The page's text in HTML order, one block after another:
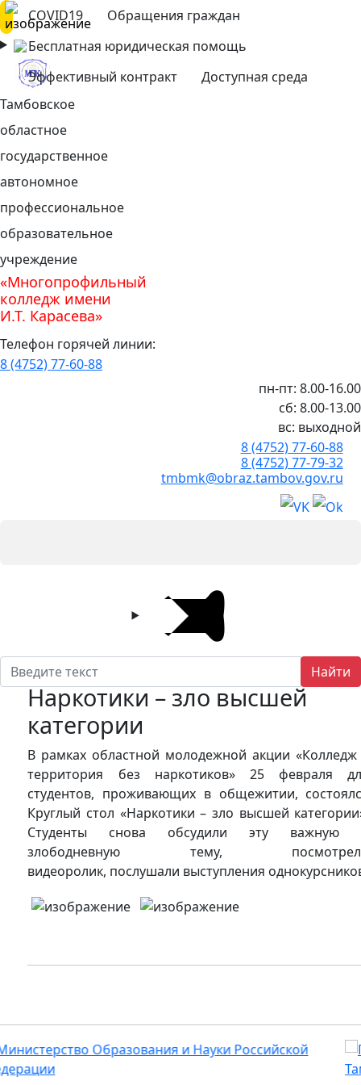
COVID19
Обращения граждан
Бесплатная юридическая помощь
Эффективный контракт
Доступная среда
Тамбовское
областное
государственное
автономное
профессиональное
образовательное
учреждение
«Многопрофильный
колледж имени
И.Т. Карасева»
Телефон горячей линии:
8 (4752) 77-60-88
пн-пт: 8.00-16.00
сб: 8.00-13.00
вс: выходной
8 (4752) 77-60-88
8 (4752) 77-79-32
tmbmk@obraz.tambov.gov.ru
Найти
Наркотики – зло высшей
категории
В рамках областной молодежной акции «Колледж
территория без наркотиков» 25 февраля
студентов, проживающих в общежитии,
Круглый стол «Наркотики – зло высшей
Студенты снова обсудили эту важную
злободневную тему,
видеоролик, послушали выступления